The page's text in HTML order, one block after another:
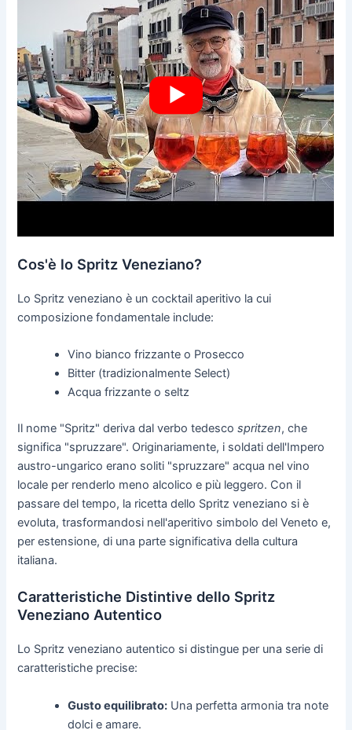
Cos'è lo Spritz Veneziano?
Lo Spritz veneziano è un cocktail aperitivo la cui
composizione fondamentale include:
Vino bianco frizzante o Prosecco
Bitter (tradizionalmente Select)
Acqua frizzante o seltz
Il nome "Spritz" deriva dal verbo tedescospritzen, che
significa "spruzzare". Originariamente, i soldati dell'Impero
austro-ungarico erano soliti "spruzzare" acqua nel vino
locale per renderlo meno alcolico e più leggero. Con il
passare del tempo, la ricetta dello Spritz veneziano si è
evoluta, trasformandosi nell'aperitivo simbolo del Veneto e,
per estensione, di una parte significativa della cultura
italiana.
Caratteristiche Distintive dello Spritz
Veneziano Autentico
Lo Spritz veneziano autentico si distingue per una serie di
caratteristiche precise:
Gusto equilibrato: Una perfetta armonia tra note
dolci e amare.